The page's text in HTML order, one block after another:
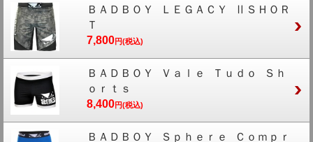
ＢＡＤＢＯＹ ＬＥＧＡＣＹ ⅡＳＨＯＲ
Ｔ
7,800円(税込)
ＢＡＤＢＯＹ Ｖａｌｅ Ｔｕｄｏ Ｓｈ
ｏｒｔｓ
8,400円(税込)
ＢＡＤＢＯＹ Ｓｐｈｅｒｅ Ｃｏｍｐｒ